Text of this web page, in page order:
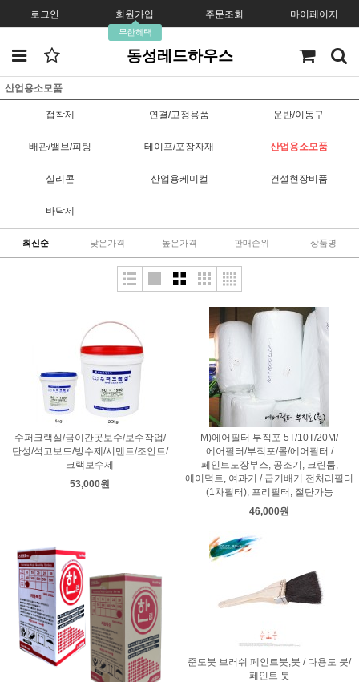
로그인 회원가입
무한혜택
주문조회 마이페이지
동성레드하우스
산업용소모품
접착제 연결/고정용품 운반/이동구
배관/밸브/피팅 테이프/포장자재 산업용소모품
실리콘 산업용케미컬 건설현장비품
바닥제
최신순 낮은가격 높은가격 판매순위 상품명
수퍼크랙실/금이간곳보수/보수작업/
탄성/석고보드/방수제/시멘트/조인트/
크랙보수제
53,000원
M)에어필터 부직포 5T/10T/20M/
에어필터/부직포/롤/에어필터 /
페인트도장부스, 공조기, 크린룸,
에어덕트, 여과기 / 급기배기 전처리필터
(1차필터), 프리필터, 절단가능
46,000원
준도붓 브러쉬 페인트붓,붓 / 다용도 붓/
페인트 붓